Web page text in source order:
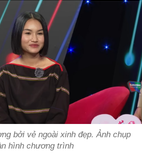
bởi vẻ ngoài xinh đẹp. Ảnh chụp
hình chương trình